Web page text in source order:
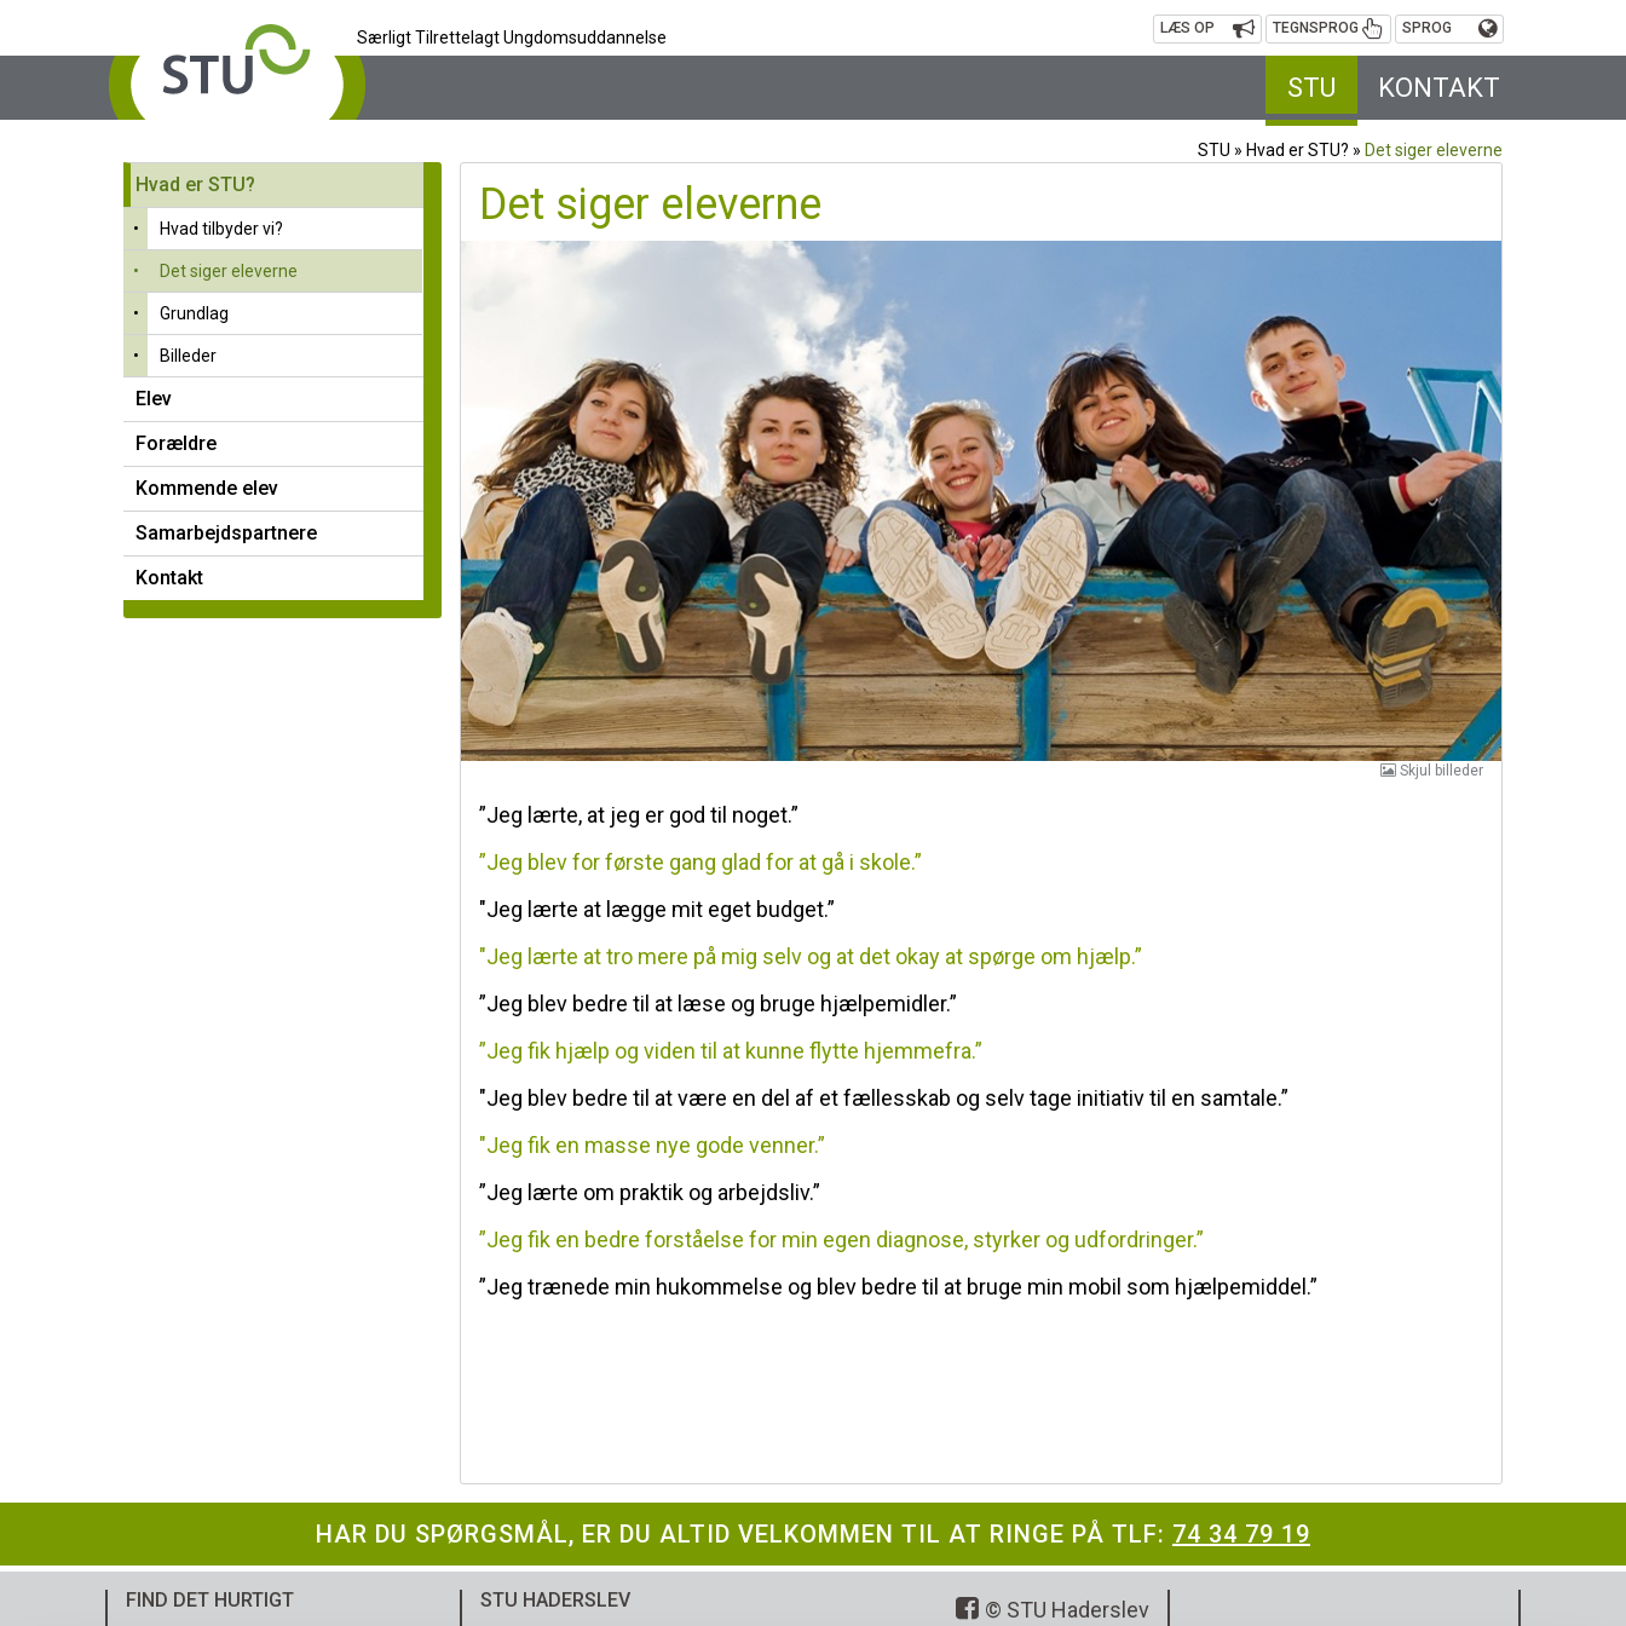
LÆS OP TEGNSPROG SPROG
Særligt Tilrettelagt Ungdomsuddannelse
STU KONTAKT
STU » Hvad er STU? » Det siger eleverne
Hvad er STU?
• Hvad tilbyder vi?
• Det siger eleverne
• Grundlag
• Billeder
Elev
Forældre
Kommende elev
Samarbejdspartnere
Kontakt
Det siger eleverne
Skjul billeder
”Jeg lærte, at jeg er god til noget.”
”Jeg blev for første gang glad for at gå i skole.”
"Jeg lærte at lægge mit eget budget.”
"Jeg lærte at tro mere på mig selv og at det okay at spørge om hjælp.”
”Jeg blev bedre til at læse og bruge hjælpemidler.”
”Jeg fik hjælp og viden til at kunne flytte hjemmefra.”
"Jeg blev bedre til at være en del af et fællesskab og selv tage initiativ til en samtale.”
"Jeg fik en masse nye gode venner.”
”Jeg lærte om praktik og arbejdsliv.”
”Jeg fik en bedre forståelse for min egen diagnose, styrker og udfordringer.”
”Jeg trænede min hukommelse og blev bedre til at bruge min mobil som hjælpemiddel.”
HAR DU SPØRGSMÅL, ER DU ALTID VELKOMMEN TIL AT RINGE PÅ TLF: 74 34 79 19
FIND DET HURTIGT STU HADERSLEV © STU Haderslev
Hvad er STU?
Hvad tilbyder vi?
Det siger eleverne